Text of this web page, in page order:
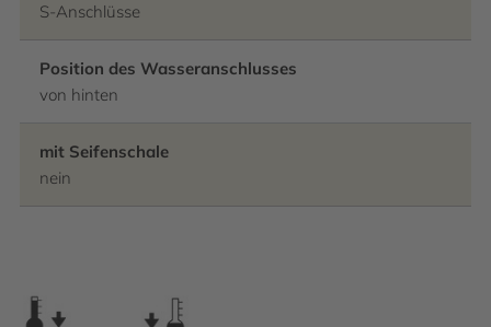
S-Anschlüsse
Position des Wasseranschlusses
von hinten
mit Seifenschale
nein